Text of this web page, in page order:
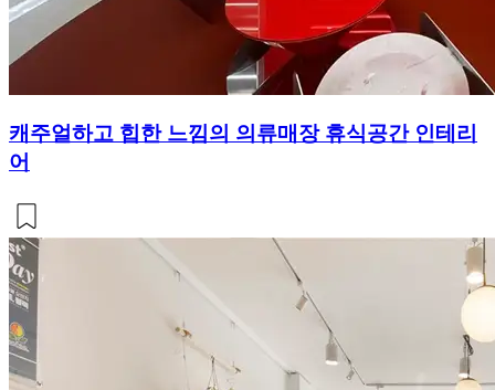
캐주얼하고 힙한 느낌의 의류매장 휴식공간 인테리
어